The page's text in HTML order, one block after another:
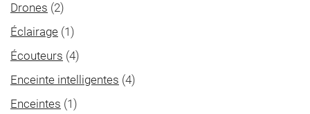
Drones (2)
Éclairage (1)
Écouteurs (4)
Enceinte intelligentes (4)
Enceintes (1)